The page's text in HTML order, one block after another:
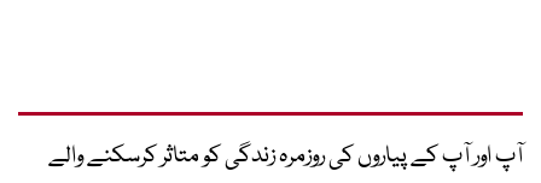
آپ اور آپ کے پیاروں کی روزمرہ زندگی کو متاثر کرسکنے والے